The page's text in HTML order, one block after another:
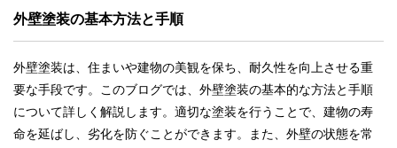
オフィス・店舗の内装リフォーム・リノベーション
足場組み立て・解体工事
会社概要
外壁塗装の基本方法と手順
外壁塗装は、住まいや建物の美観を保ち、耐久性を向上させる重
要な手段です。このブログでは、外壁塗装の基本的な方法と手順
について詳しく解説します。適切な塗装を行うことで、建物の寿
命を延ばし、劣化を防ぐことができます。また、外壁の状態を常